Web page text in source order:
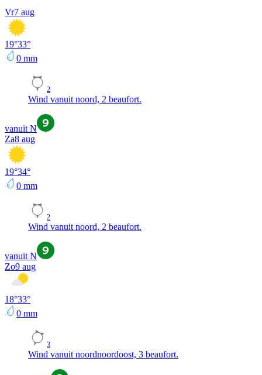
Vr7 aug
19°33°
0 mm
2
Wind vanuit noord, 2 beaufort.
vanuit N
Za8 aug
19°34°
0 mm
2
Wind vanuit noord, 2 beaufort.
vanuit N
Zo9 aug
18°33°
0 mm
3
Wind vanuit noordnoordoost, 3 beaufort.